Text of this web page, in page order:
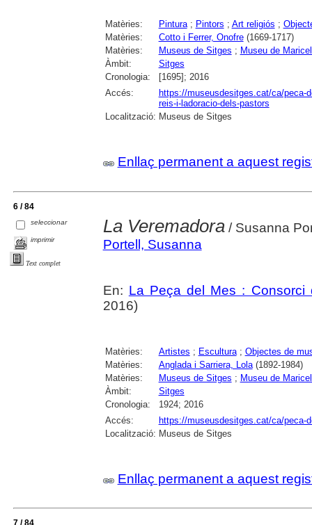
Matèries: Pintura; Pintors ; Art religiós ;
Matèries:
Cotto i Ferrer, Onofre(1669-1717)
Matèries:
Museus de Sitges ; Museu de
Àmbit:
Sitges
Cronologia:
[1695]; 2016
Accés:
https://museusdesitges.cat/ca/peca-
reis-i-ladoracio-dels-pastors
Localització: Museus de Sitges
Enllaç permanent a aquest
6 / 84
seleccionar
imprimir
Text complet
La Veremadora/ Susanna
Portell, Susanna
En: La Peça del Mes : Consorci
2016)
Matèries: Artistes ; Escultura; Objectes de
Matèries:
Anglada i Sarriera, Lola(1892-1984)
Matèries:
Museus de Sitges ; Museu de
Àmbit:
Sitges
Cronologia:
1924; 2016
Accés:
https://museusdesitges.cat/ca/peca-
Localització: Museus de Sitges
Enllaç permanent a aquest